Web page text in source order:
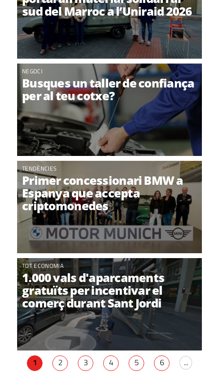
sud del Marroc a l’Uniraid 2026
NEGOCI
Busques un taller de confiança
per al teu cotxe?
TENDÈNCIES
Primer concessionari BMW a
Espanya que accepta
criptomonedes
TOT ECONOMIA
1.000 vals d'aparcaments
gratuïts per incentivar el
comerç durant Sant Jordi
1 2 3 4 5 6 ...